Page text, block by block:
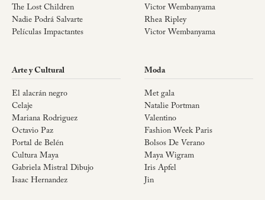
The Lost Children
Nadie Podrá Salvarte
Películas Impactantes
Victor Wembanyama
Rhea Ripley
Victor Wembanyama
Arte y Cultural
El alacrán negro
Celaje
Mariana Rodriguez
Octavio Paz
Portal de Belén
Cultura Maya
Gabriela Mistral Dibujo
Isaac Hernandez
Moda
Met gala
Natalie Portman
Valentino
Fashion Week Paris
Bolsos De Verano
Maya Wigram
Iris Apfel
Jin